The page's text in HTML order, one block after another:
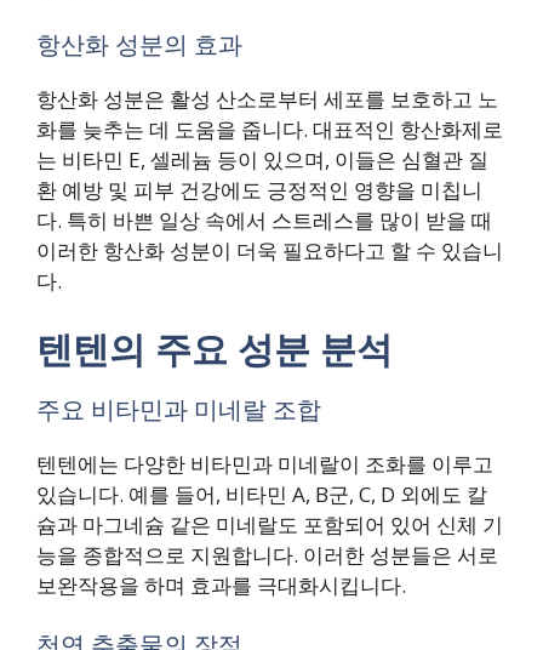
항산화 성분의 효과
항산화 성분은 활성 산소로부터 세포를 보호하고 노
화를 늦추는 데 도움을 줍니다. 대표적인 항산화제로
는 비타민 E, 셀레늄 등이 있으며, 이들은 심혈관 질
환 예방 및 피부 건강에도 긍정적인 영향을 미칩니
다. 특히 바쁜 일상 속에서 스트레스를 많이 받을 때
이러한 항산화 성분이 더욱 필요하다고 할 수 있습니
다.
텐텐의 주요 성분 분석
주요 비타민과 미네랄 조합
텐텐에는 다양한 비타민과 미네랄이 조화를 이루고
있습니다. 예를 들어, 비타민 A, B군, C, D 외에도 칼
슘과 마그네슘 같은 미네랄도 포함되어 있어 신체 기
능을 종합적으로 지원합니다. 이러한 성분들은 서로
보완작용을 하며 효과를 극대화시킵니다.